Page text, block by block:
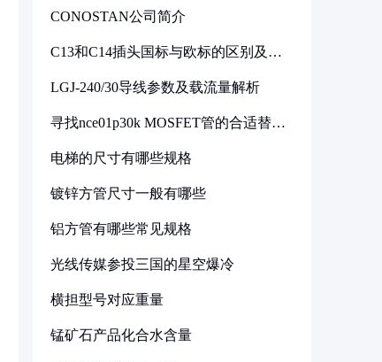
CONOSTAN公司简介
C13和C14插头国标与欧标的区别及其
LGJ-240/30导线参数及载流量解析
寻找nce01p30k MOSFET管的合适替代
电梯的尺寸有哪些规格
镀锌方管尺寸一般有哪些
铝方管有哪些常见规格
光线传媒参投三国的星空爆冷
横担型号对应重量
锰矿石产品化合水含量